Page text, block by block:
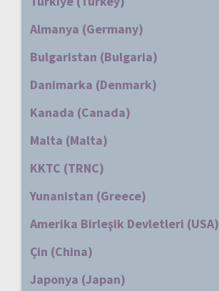
Almanya (Germany)
Bulgaristan (Bulgaria)
Danimarka (Denmark)
Kanada (Canada)
Malta (Malta)
KKTC (TRNC)
Yunanistan (Greece)
Amerika Birleşik Devletleri (USA)
Çin (China)
Japonya (Japan)